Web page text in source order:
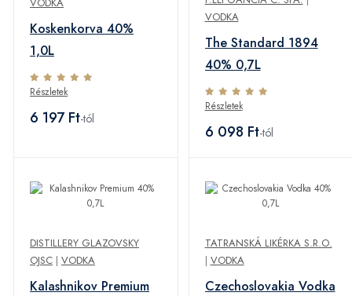
Koskenkorva 40%
1,0L
Részletek
6 197 Ft-tól
VODKA
The Standard 1894
40% 0,7L
Részletek
6 098 Ft-tól
DISTILLERY GLAZOVSKY
OJSC | VODKA
Kalashnikov Premium
TATRANSKÁ LIKÉRKA S.R.O.
| VODKA
Czechoslovakia Vodka